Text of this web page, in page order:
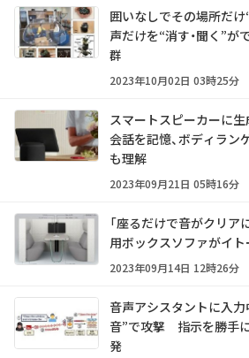
囲いなしでその場所だ
声だけを“消す・聞く”が
群
2023年10月02日 03時25分
スマートスピーカーに
会話を記憶、ボディラン
も理解
2023年09月21日 05時16分
「座るだけで音がクリ
用ボックスソファがイト
2023年09月14日 12時26分
音声アシスタントに入力
音”で攻撃 指示を勝手
発